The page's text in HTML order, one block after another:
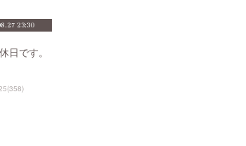
23:30
日です。
(358)